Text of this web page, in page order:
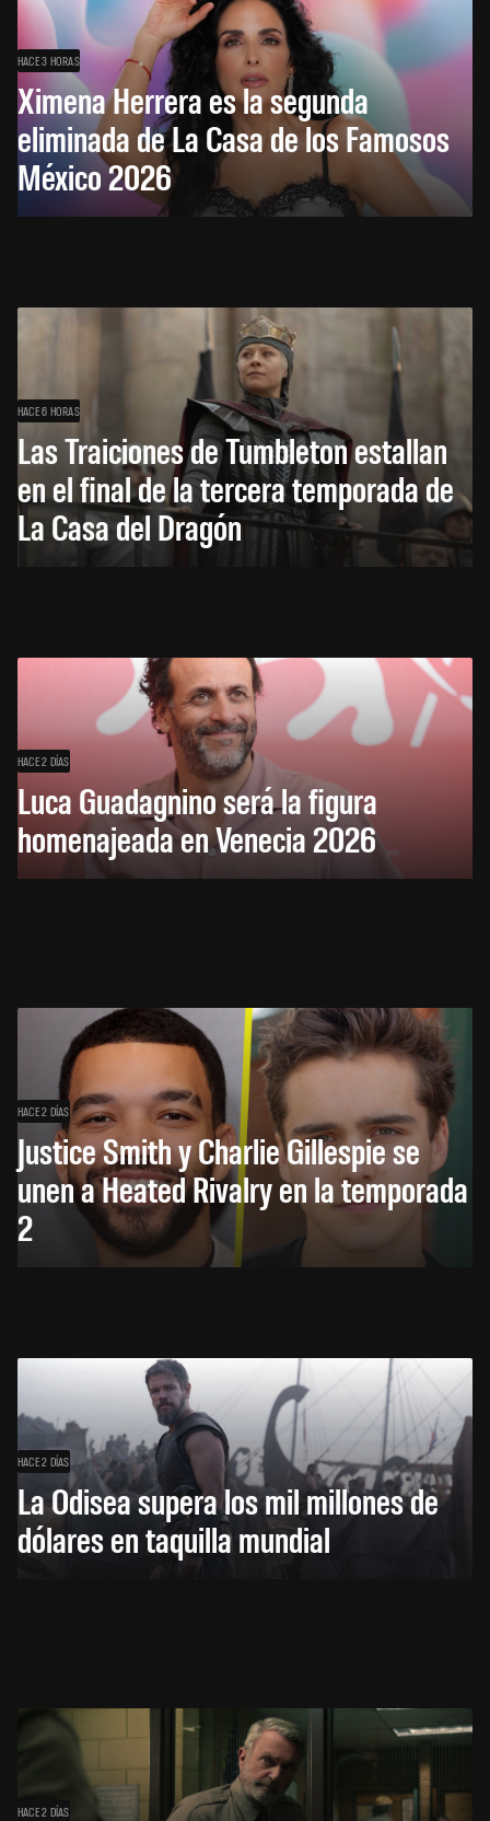
HACE 3 HORAS
Ximena Herrera es la segunda
eliminada de La Casa de los Famosos
México 2026
HACE 6 HORAS
Las Traiciones de Tumbleton estallan
en el final de la tercera temporada de
La Casa del Dragón
HACE 2 DÍAS
Luca Guadagnino será la figura
homenajeada en Venecia 2026
HACE 2 DÍAS
Justice Smith y Charlie Gillespie se
unen a Heated Rivalry en la temporada
2
HACE 2 DÍAS
La Odisea supera los mil millones de
dólares en taquilla mundial
HACE 2 DÍAS